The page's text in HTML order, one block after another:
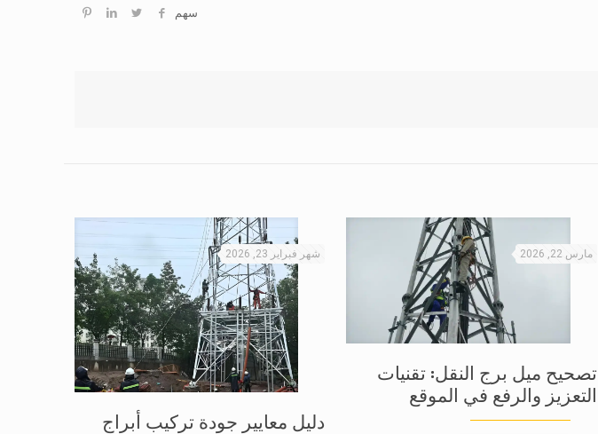
سهم
مارس 22, 2026
تصحيح ميل برج النقل: تقنيات
التعزيز والرفع في الموقع
شهر فبراير 23, 2026
دليل معايير جودة تركيب أبراج